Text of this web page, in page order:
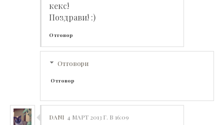
кекс!
Поздрави! :)
Отговор
Отговори
Отговор
DANI 4 МАРТ 2013 Г. В 16:09